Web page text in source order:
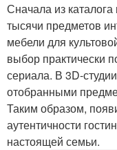
Сначала из
тысячи предметов
мебели для
выбор практически
сериала. В 3D-
отобранными
Таким образом,
аутентичности
настоящей семьи.